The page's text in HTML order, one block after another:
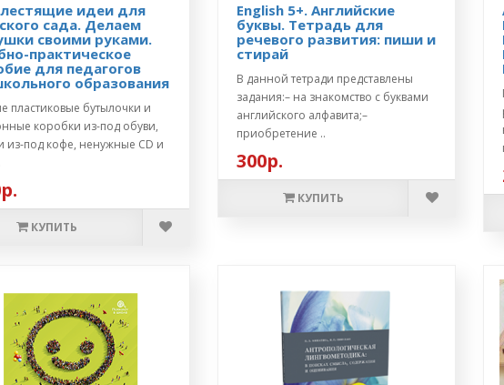
идеи для
сада. Делаем
своими руками.
практическое
для педагогов
образования
пластиковые бутылочки и
коробки из-под обуви,
из-под кофе, ненужные CD и
КУПИТЬ
English 5+. Английские
буквы. Тетрадь для
речевого развития: пиши и
стирай
В данной тетради представлены
задания:– на знакомство с буквами
английского алфавита;–
приобретение ..
300р.
КУПИТЬ